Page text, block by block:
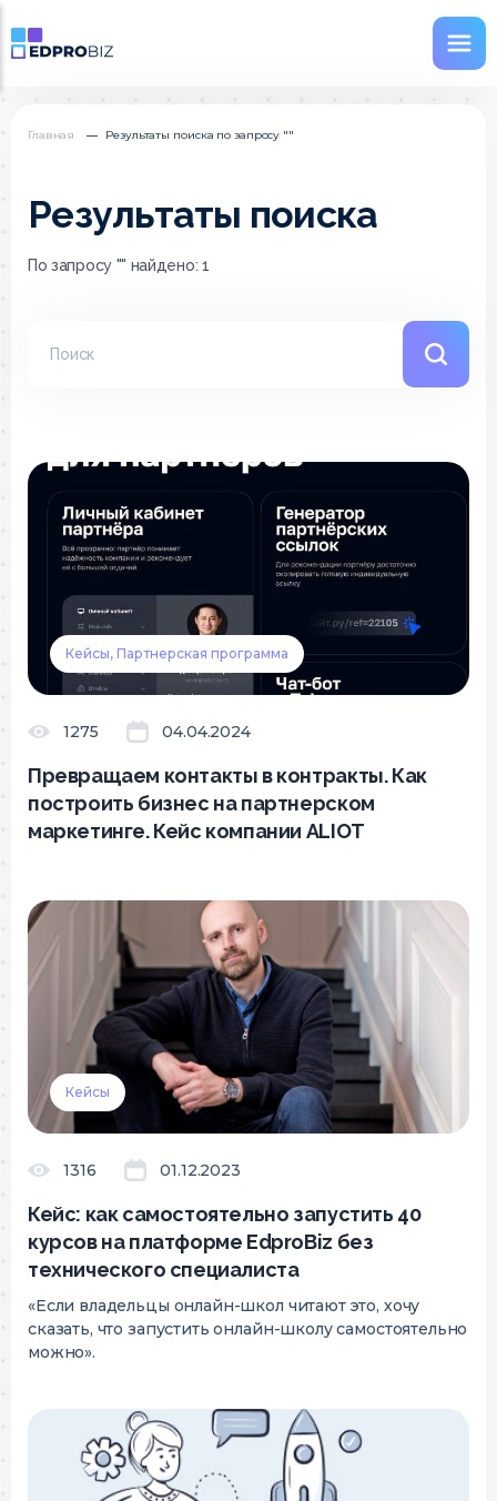
Главная Результаты поиска по запросу ""
Результаты поиска
По запросу "" найдено: 1
Кейсы, Партнерская программа
1275 04.04.2024
Превращаем контакты в контракты. Как
построить бизнес на партнерском
маркетинге. Кейс компании ALIOT
Кейсы
1316 01.12.2023
Кейс: как самостоятельно запустить 40
курсов на платформе EdproBiz без
технического специалиста
«Если владельцы онлайн-школ читают это, хочу
сказать, что запустить онлайн-школу самостоятельно
можно».